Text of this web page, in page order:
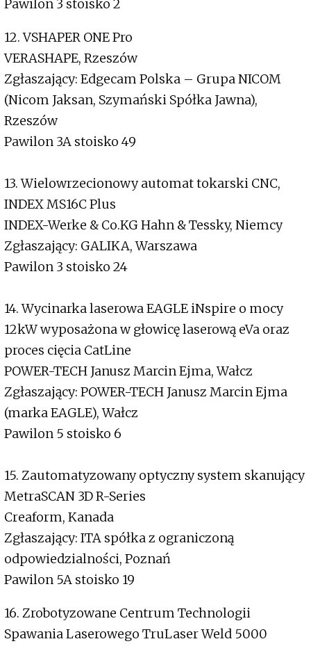
Pawilon 3 stoisko 2
12. VSHAPER ONE Pro
VERASHAPE, Rzeszów
Zgłaszający: Edgecam Polska – Grupa NICOM
(Nicom Jaksan, Szymański Spółka Jawna),
Rzeszów
Pawilon 3A stoisko 49
13. Wielowrzecionowy automat tokarski CNC,
INDEX MS16C Plus
INDEX-Werke & Co.KG Hahn & Tessky, Niemcy
Zgłaszający: GALIKA, Warszawa
Pawilon 3 stoisko 24
14. Wycinarka laserowa EAGLE iNspire o mocy
12kW wyposażona w głowicę laserową eVa oraz
proces cięcia CatLine
POWER-TECH Janusz Marcin Ejma, Wałcz
Zgłaszający: POWER-TECH Janusz Marcin Ejma
(marka EAGLE), Wałcz
Pawilon 5 stoisko 6
15. Zautomatyzowany optyczny system skanujący
MetraSCAN 3D R-Series
Creaform, Kanada
Zgłaszający: ITA spółka z ograniczoną
odpowiedzialności, Poznań
Pawilon 5A stoisko 19
16. Zrobotyzowane Centrum Technologii
Spawania Laserowego TruLaser Weld 5000